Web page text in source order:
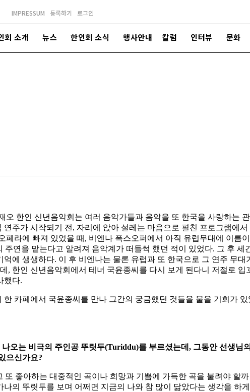
IMPRESSUM 등록하기 로그인
회 소개 뉴스 한인회 소식 행사안내 칼럼 인터뷰 문화
오 한인 신년음악회는 여러 음악가들과 음악을 또 한국을 사랑하는
주가 시작되기 전, 자리에 앉아 설레는 마음으로 펼친 프로그램에
페라에 빠져 있었을 때, 비엔나 폭스오퍼에서 아직 유럽무대에 이름
연을 맡는다고 알려져 음악계가 떠들썩 했던 적이 있었다. 그 후 세
에 생생하다. 이 후 비엔나는 물론 유럽과 또 한국으로 그 연주 무대
, 한인 신년음악회에서 테너 국윤종씨를 다시 보게 된다니 저절로 입
했다.
카페에서 국윤종씨를 만나 그간의 궁금했던 것들을 물을 기회가 있
오는 비극의 주인공 뚜릿두(Turiddu)를 부르셨는데, 그동안 선생님
으신가요?
좋아하는 대중적인 곡이나 희망과 기쁨에 가득한 곡을 불려야 할까
의 뚜릿두를 보며 어쩌면 지금의 나와 참 많이 닮았다는 생각을 하